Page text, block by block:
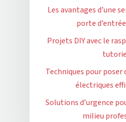
Les avantages d’une
porte
Projets DIY avec le
Techniques pour
électriques
Solutions d’urgence
milieu